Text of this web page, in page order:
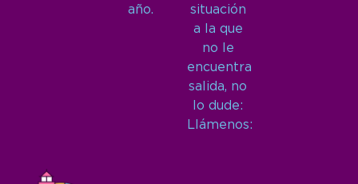
año.
situación
a la que
no le
encuentra
salida, no
lo dude:
Llámenos: